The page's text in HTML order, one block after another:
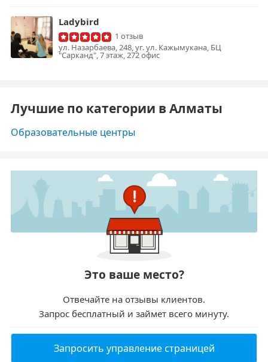
Ladybird
1 отзыв
ул. Назарбаева, 248, уг. ул. Кажымукана, БЦ
"Сарканд", 7 этаж, 272 офис
Лучшие по категории в Алматы
Образовательные центры
Это ваше место?
Отвечайте на отзывы клиентов.
Запрос бесплатный и займет всего минуту.
Запросить управление страницей